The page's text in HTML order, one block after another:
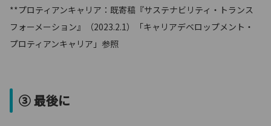
**プロティアンキャリア：既寄稿『サステナビリティ・トランス
フォーメーション』（2023.2.1）「キャリアデベロップメント・
プロティアンキャリア」参照
③ 最後に